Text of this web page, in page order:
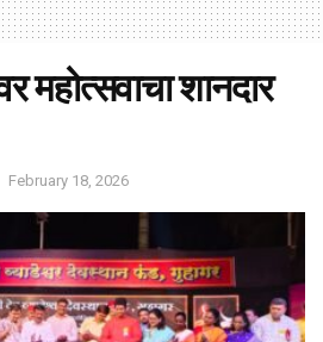
महोत्सवाचा शानदार
February 18, 2026